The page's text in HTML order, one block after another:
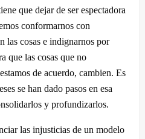
que dejar de ser espectadora
conformarnos con
las cosas e indignarnos por
que las cosas que no
de acuerdo, cambien. Es
se han dado pasos en esa
y profundizarlos.
las injusticias de un modelo